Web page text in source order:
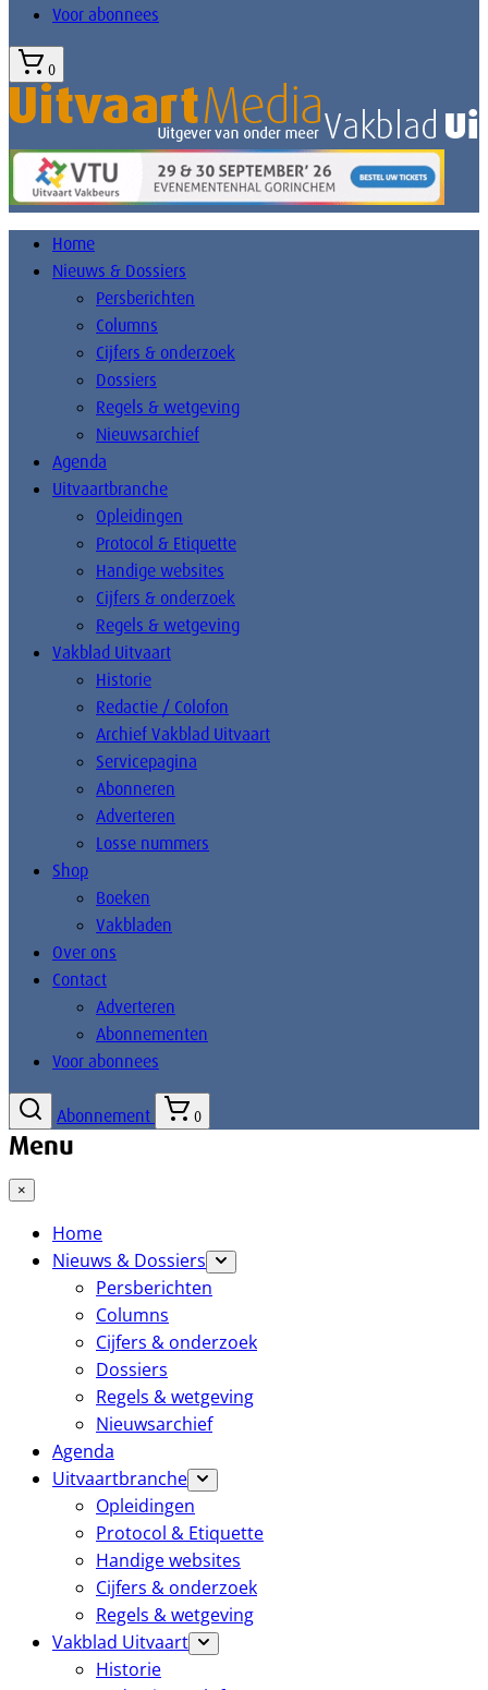
Voor abonnees
0
Home
Nieuws & Dossiers
Persberichten
Columns
Cijfers & onderzoek
Dossiers
Regels & wetgeving
Nieuwsarchief
Agenda
Uitvaartbranche
Opleidingen
Protocol & Etiquette
Handige websites
Cijfers & onderzoek
Regels & wetgeving
Vakblad Uitvaart
Historie
Redactie / Colofon
Archief Vakblad Uitvaart
Servicepagina
Abonneren
Adverteren
Losse nummers
Shop
Boeken
Vakbladen
Over ons
Contact
Adverteren
Abonnementen
Voor abonnees
Abonnement 0
Menu
×
Home
Nieuws & Dossiers
Persberichten
Columns
Cijfers & onderzoek
Dossiers
Regels & wetgeving
Nieuwsarchief
Agenda
Uitvaartbranche
Opleidingen
Protocol & Etiquette
Handige websites
Cijfers & onderzoek
Regels & wetgeving
Vakblad Uitvaart
Historie